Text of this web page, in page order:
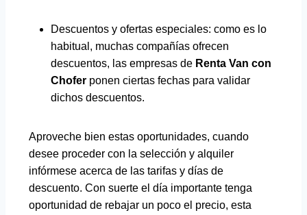
Descuentos y ofertas especiales: como es lo
habitual, muchas compañías ofrecen
descuentos, las empresas de Renta Van con
Chofer ponen ciertas fechas para validar
dichos descuentos.
Aproveche bien estas oportunidades, cuando
desee proceder con la selección y alquiler
infórmese acerca de las tarifas y días de
descuento. Con suerte el día importante tenga
oportunidad de rebajar un poco el precio, esta